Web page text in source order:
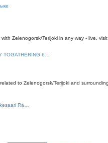
Zelenogorsk/Terijoki in any way - live,
TOGATHERING 6…
to Zelenogorsk/Terijoki and
Ra…